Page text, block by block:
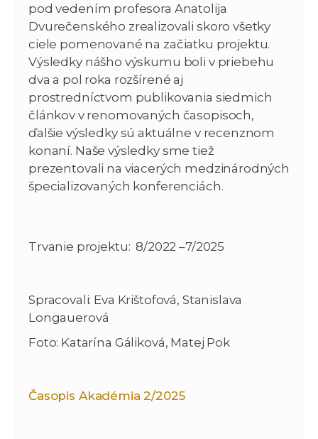
pod vedením profesora Anatolija
Dvurečenského zrealizovali skoro všetky
ciele pomenované na začiatku projektu.
Výsledky nášho výskumu boli v priebehu
dva a pol roka rozšírené aj
prostredníctvom publikovania siedmich
článkov v renomovaných časopisoch,
ďalšie výsledky sú aktuálne v recenznom
konaní. Naše výsledky sme tiež
prezentovali na viacerých medzinárodných
špecializovaných konferenciách.
Trvanie projektu: 8/2022 –7/2025
Spracovali: Eva Krištofová, Stanislava
Longauerová
Foto: Katarína Gáliková, Matej Pok
Časopis Akadémia 2/2025